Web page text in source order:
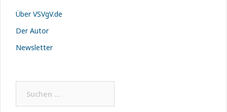
Über VSVgV.de
Der Autor
Newsletter
nach: